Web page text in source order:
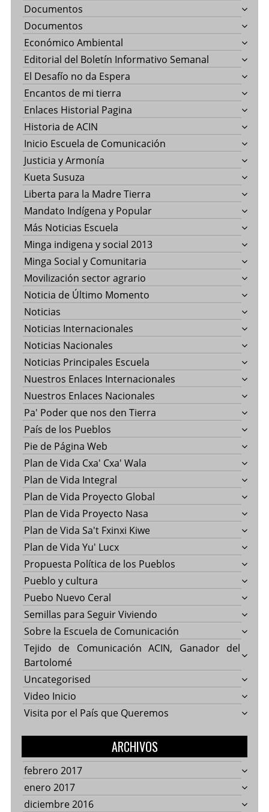
Documentos
Documentos
Económico Ambiental
Editorial del Boletín Informativo Semanal
El Desafío no da Espera
Encantos de mi tierra
Enlaces Historial Pagina
Historia de ACIN
Inicio Escuela de Comunicación
Justicia y Armonía
Kueta Susuza
Liberta para la Madre Tierra
Mandato Indígena y Popular
Más Noticias Escuela
Minga indigena y social 2013
Minga Social y Comunitaria
Movilización sector agrario
Noticia de Último Momento
Noticias
Noticias Internacionales
Noticias Nacionales
Noticias Principales Escuela
Nuestros Enlaces Internacionales
Nuestros Enlaces Nacionales
Pa' Poder que nos den Tierra
País de los Pueblos
Pie de Página Web
Plan de Vida Cxa' Cxa' Wala
Plan de Vida Integral
Plan de Vida Proyecto Global
Plan de Vida Proyecto Nasa
Plan de Vida Sa't Fxinxi Kiwe
Plan de Vida Yu' Lucx
Propuesta Política de los Pueblos
Pueblo y cultura
Puebo Nuevo Ceral
Semillas para Seguir Viviendo
Sobre la Escuela de Comunicación
Tejido de Comunicación ACIN, Ganador del
Bartolomé
Uncategorised
Video Inicio
Visita por el País que Queremos
ARCHIVOS
febrero 2017
enero 2017
diciembre 2016